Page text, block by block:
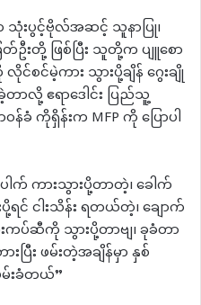
သုံးပွင့်ဗိုလ်အဆင့် သူနာပြု၊
းတို့ ဖြစ်ပြီး သူတို့က ပျူစော
င်စင်မဲ့ကား သွားပို့ချိန် ဂွေးချို
တာလို့ ဧရာဒေါင်း ပြည်သူ့
ခံ ကိုရှိန်းက MFP ကို ပြောပါ
ါက် ကားသွားပို့တာတဲ့၊ ခေါက်
ရင် ငါးသိန်း ရတယ်တဲ့၊ ချောက်
းကပ်ဆီကို သွားပို့တာဗျ၊ ခုခံတာ
ပြီး ဖမ်းတဲ့အချိန်မှာ နှစ်
းခံတယ်”